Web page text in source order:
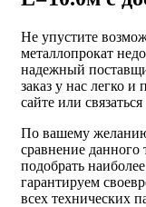
Не упустите
металлопрокат
надежный
заказ у нас легко и
сайте или
По вашему
сравнение данного
подобрать
гарантируем
всех технических